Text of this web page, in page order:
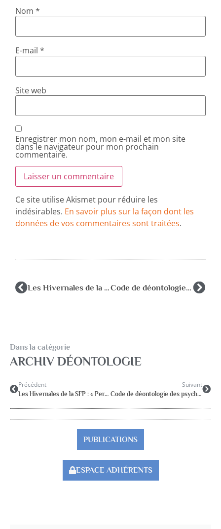
Nom*
E-mail*
Site web
Enregistrer mon nom, mon e-mail et mon site
dans le navigateur pour mon prochain
commentaire.
Ce site utilise Akismet pour réduire les
indésirables. En savoir plus sur la façon dont les
données de vos commentaires sont traitées.
Les Hivernales de la SFP : « Performances » 12&13 décembre 2014 Code de déontologie des psychologues
Dans la catégorie
ARCHIV DÉONTOLOGIE
Précédent
Les Hivernales de la SFP : « Performances » 12&13 décembre 2014
Suivant
Code de déontologie des psychologues
PUBLICATIONS
ESPACE ADHÉRENTS